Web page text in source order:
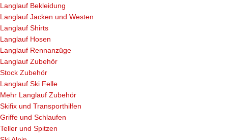
Langlauf Bekleidung
Langlauf Jacken und Westen
Langlauf Shirts
Langlauf Hosen
Langlauf Rennanzüge
Langlauf Zubehör
Stock Zubehör
Langlauf Ski Felle
Mehr Langlauf Zubehör
Skifix und Transporthilfen
Griffe und Schlaufen
Teller und Spitzen